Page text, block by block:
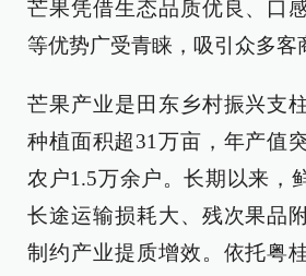
芒果凭借生态品质优良、口
等优势广受青睐，吸引众多客
芒果产业是田东乡村振兴支
种植面积超31万亩，年产值
农户1.5万余户。长期以来，
长途运输损耗大、残次果品
制约产业提质增效。依托粤